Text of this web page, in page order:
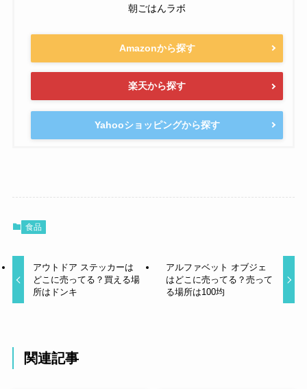
朝ごはんラボ
Amazonから探す
楽天から探す
Yahooショッピングから探す
食品
アウトドア ステッカーは
どこに売ってる？買える場
所はドンキ
アルファベット オブジェ
はどこに売ってる？売って
る場所は100均
関連記事